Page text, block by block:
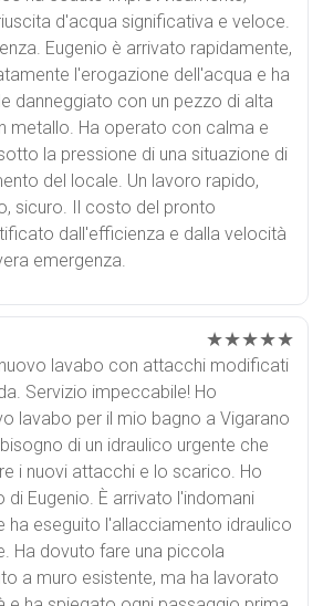
d'acqua significativa e veloce.
Eugenio è arrivato rapidamente,
l'erogazione dell'acqua e ha
danneggiato con un pezzo di alta
metallo. Ha operato con calma e
la pressione di una situazione di
del locale. Un lavoro rapido,
sicuro. Il costo del pronto
dall'efficienza e dalla velocità
emergenza.
★★★★★
nuovo lavabo con attacchi modificati
Servizio impeccabile! Ho
lavabo per il mio bagno a Vigarano
di un idraulico urgente che
i nuovi attacchi e lo scarico. Ho
di Eugenio. È arrivato l'indomani
ha eseguito l'allacciamento idraulico
Ha dovuto fare una piccola
a muro esistente, ma ha lavorato